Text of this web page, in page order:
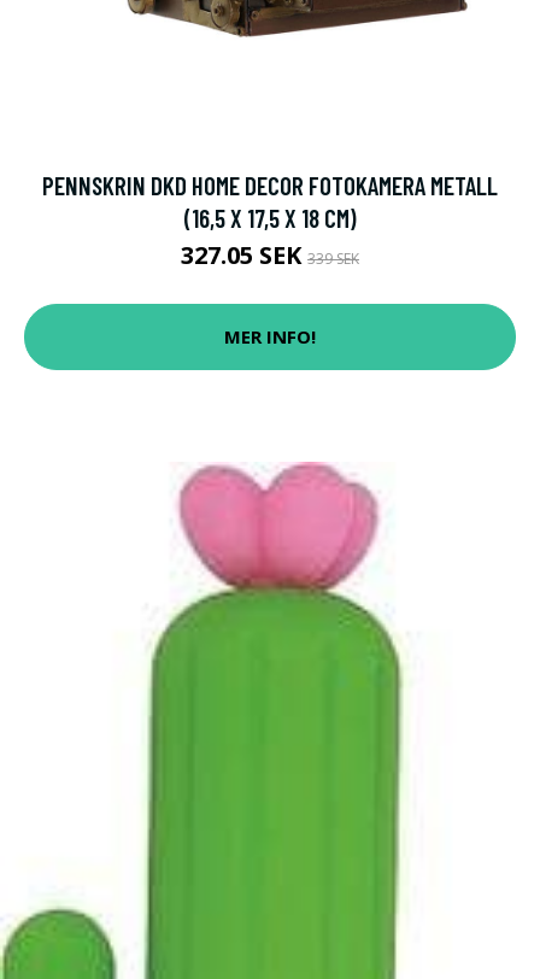
PENNSKRIN DKD HOME DECOR FOTOKAMERA METALL
(16,5 X 17,5 X 18 CM)
327.05 SEK 339 SEK
MER INFO!